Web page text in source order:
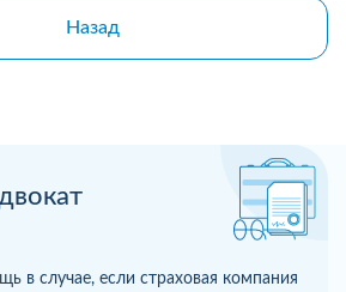
в случае, если страховая компания
Назад